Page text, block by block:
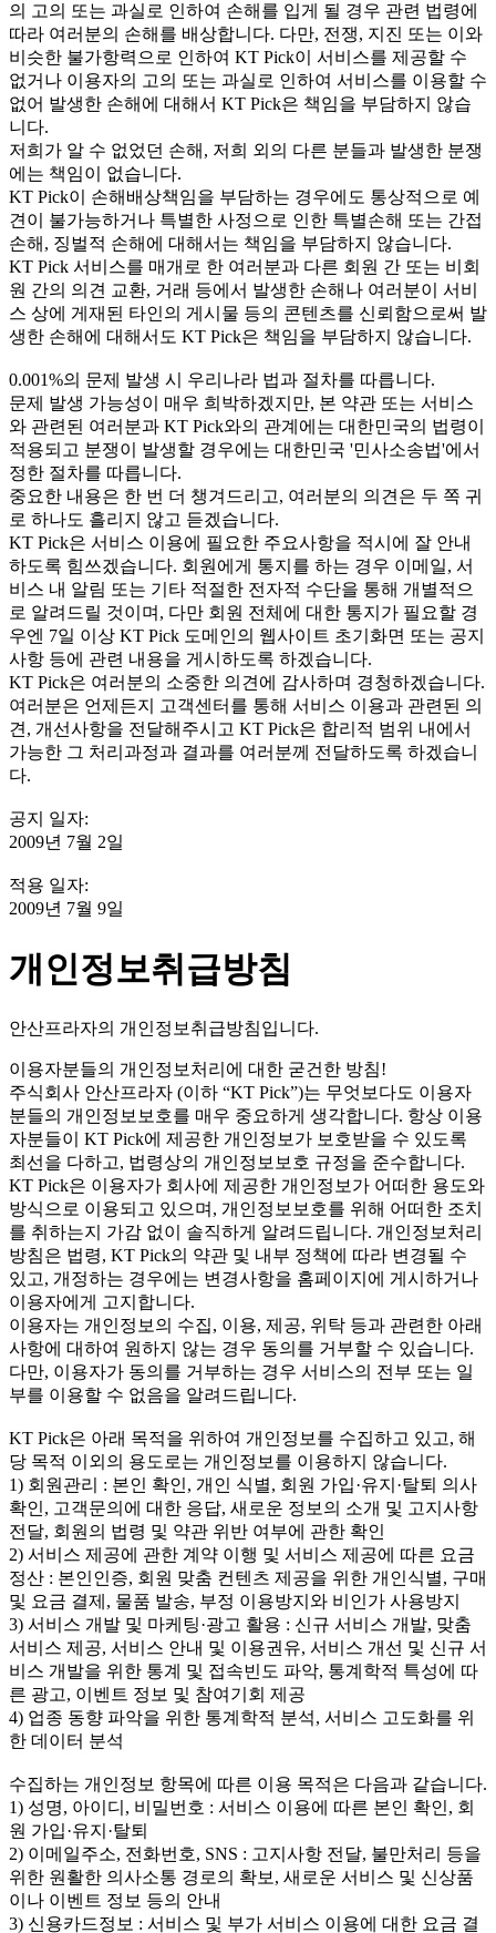
의 고의 또는 과실로 인하여 손해를 입게 될 경우 관련 법령에
따라 여러분의 손해를 배상합니다. 다만, 전쟁, 지진 또는 이와
비슷한 불가항력으로 인하여 KT Pick이 서비스를 제공할 수
없거나 이용자의 고의 또는 과실로 인하여 서비스를 이용할 수
없어 발생한 손해에 대해서 KT Pick은 책임을 부담하지 않습
니다.
저희가 알 수 없었던 손해, 저희 외의 다른 분들과 발생한 분쟁
에는 책임이 없습니다.
KT Pick이 손해배상책임을 부담하는 경우에도 통상적으로 예
견이 불가능하거나 특별한 사정으로 인한 특별손해 또는 간접
손해, 징벌적 손해에 대해서는 책임을 부담하지 않습니다.
KT Pick 서비스를 매개로 한 여러분과 다른 회원 간 또는 비회
원 간의 의견 교환, 거래 등에서 발생한 손해나 여러분이 서비
스 상에 게재된 타인의 게시물 등의 콘텐츠를 신뢰함으로써 발
생한 손해에 대해서도 KT Pick은 책임을 부담하지 않습니다.
0.001%의 문제 발생 시 우리나라 법과 절차를 따릅니다.
문제 발생 가능성이 매우 희박하겠지만, 본 약관 또는 서비스
와 관련된 여러분과 KT Pick와의 관계에는 대한민국의 법령이
적용되고 분쟁이 발생할 경우에는 대한민국 '민사소송법'에서
정한 절차를 따릅니다.
중요한 내용은 한 번 더 챙겨드리고, 여러분의 의견은 두 쪽 귀
로 하나도 흘리지 않고 듣겠습니다.
KT Pick은 서비스 이용에 필요한 주요사항을 적시에 잘 안내
하도록 힘쓰겠습니다. 회원에게 통지를 하는 경우 이메일, 서
비스 내 알림 또는 기타 적절한 전자적 수단을 통해 개별적으
로 알려드릴 것이며, 다만 회원 전체에 대한 통지가 필요할 경
우엔 7일 이상 KT Pick 도메인의 웹사이트 초기화면 또는 공지
사항 등에 관련 내용을 게시하도록 하겠습니다.
KT Pick은 여러분의 소중한 의견에 감사하며 경청하겠습니다.
여러분은 언제든지 고객센터를 통해 서비스 이용과 관련된 의
견, 개선사항을 전달해주시고 KT Pick은 합리적 범위 내에서
가능한 그 처리과정과 결과를 여러분께 전달하도록 하겠습니
다.
공지 일자:
2009년 7월 2일
적용 일자:
2009년 7월 9일
개인정보취급방침
안산프라자의 개인정보취급방침입니다.
이용자분들의 개인정보처리에 대한 굳건한 방침!
주식회사 안산프라자 (이하 “KT Pick”)는 무엇보다도 이용자
분들의 개인정보보호를 매우 중요하게 생각합니다. 항상 이용
자분들이 KT Pick에 제공한 개인정보가 보호받을 수 있도록
최선을 다하고, 법령상의 개인정보보호 규정을 준수합니다.
KT Pick은 이용자가 회사에 제공한 개인정보가 어떠한 용도와
방식으로 이용되고 있으며, 개인정보보호를 위해 어떠한 조치
를 취하는지 가감 없이 솔직하게 알려드립니다. 개인정보처리
방침은 법령, KT Pick의 약관 및 내부 정책에 따라 변경될 수
있고, 개정하는 경우에는 변경사항을 홈페이지에 게시하거나
이용자에게 고지합니다.
이용자는 개인정보의 수집, 이용, 제공, 위탁 등과 관련한 아래
사항에 대하여 원하지 않는 경우 동의를 거부할 수 있습니다.
다만, 이용자가 동의를 거부하는 경우 서비스의 전부 또는 일
부를 이용할 수 없음을 알려드립니다.
KT Pick은 아래 목적을 위하여 개인정보를 수집하고 있고, 해
당 목적 이외의 용도로는 개인정보를 이용하지 않습니다.
1) 회원관리 : 본인 확인, 개인 식별, 회원 가입·유지·탈퇴 의사
확인, 고객문의에 대한 응답, 새로운 정보의 소개 및 고지사항
전달, 회원의 법령 및 약관 위반 여부에 관한 확인
2) 서비스 제공에 관한 계약 이행 및 서비스 제공에 따른 요금
정산 : 본인인증, 회원 맞춤 컨텐츠 제공을 위한 개인식별, 구매
및 요금 결제, 물품 발송, 부정 이용방지와 비인가 사용방지
3) 서비스 개발 및 마케팅·광고 활용 : 신규 서비스 개발, 맞춤
서비스 제공, 서비스 안내 및 이용권유, 서비스 개선 및 신규 서
비스 개발을 위한 통계 및 접속빈도 파악, 통계학적 특성에 따
른 광고, 이벤트 정보 및 참여기회 제공
4) 업종 동향 파악을 위한 통계학적 분석, 서비스 고도화를 위
한 데이터 분석
수집하는 개인정보 항목에 따른 이용 목적은 다음과 같습니다.
1) 성명, 아이디, 비밀번호 : 서비스 이용에 따른 본인 확인, 회
원 가입·유지·탈퇴
2) 이메일주소, 전화번호, SNS : 고지사항 전달, 불만처리 등을
위한 원활한 의사소통 경로의 확보, 새로운 서비스 및 신상품
이나 이벤트 정보 등의 안내
3) 신용카드정보 : 서비스 및 부가 서비스 이용에 대한 요금 결